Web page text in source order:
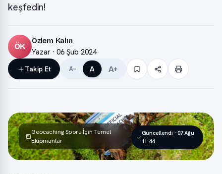
keşfedin!
ÖK
Özlem Kalın
Yazar · 06 Şub 2024
Takip Et A− A A+
Geocaching Sporu İçin Temel
Ekipmanlar
Güncellendi · 07 Ağu
11:44